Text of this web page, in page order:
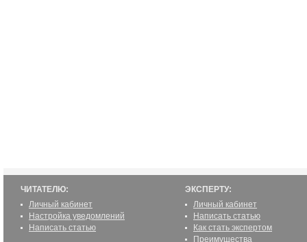
ЧИТАТЕЛЮ:
Личный кабинет
Настройка уведомлений
Написать статью
ЭКСПЕРТУ:
Личный кабинет
Написать статью
Как стать экспертом
Преимущества